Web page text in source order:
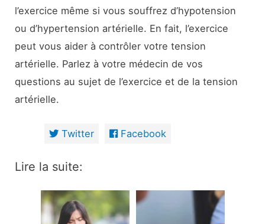
l’exercice même si vous souffrez d’hypotension
ou d’hypertension artérielle. En fait, l’exercice
peut vous aider à contrôler votre tension
artérielle. Parlez à votre médecin de vos
questions au sujet de l’exercice et de la tension
artérielle.
Twitter Facebook
Lire la suite: